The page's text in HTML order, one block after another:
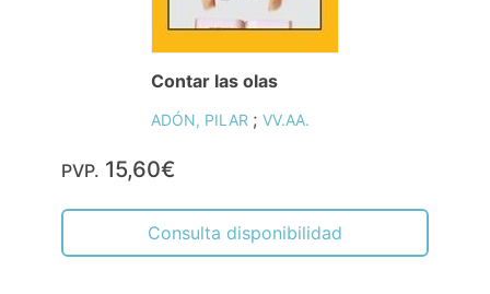
Contar las olas
ADÓN, PILAR ; VV.AA.
PVP. 15,60€
Consulta disponibilidad